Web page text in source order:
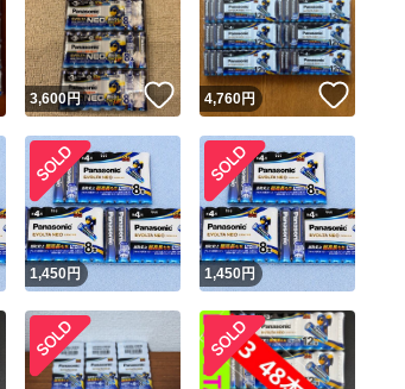
いいね！
3,600円 いいね！
4,760円
1,450円 1,450円